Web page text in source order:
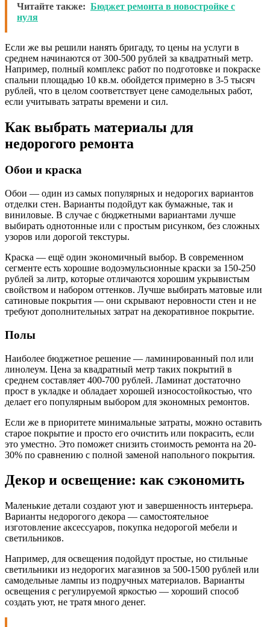
Читайте также: Бюджет ремонта в новостройке с
нуля
Если же вы решили нанять бригаду, то цены на услуги в
среднем начинаются от 300-500 рублей за квадратный метр.
Например, полный комплекс работ по подготовке и покраске
спальни площадью 10 кв.м. обойдется примерно в 3-5 тысяч
рублей, что в целом соответствует цене самодельных работ,
если учитывать затраты времени и сил.
Как выбрать материалы для
недорогого ремонта
Обои и краска
Обои — один из самых популярных и недорогих вариантов
отделки стен. Варианты подойдут как бумажные, так и
виниловые. В случае с бюджетными вариантами лучше
выбирать однотонные или с простым рисунком, без сложных
узоров или дорогой текстуры.
Краска — ещё один экономичный выбор. В современном
сегменте есть хорошие водоэмульсионные краски за 150-250
рублей за литр, которые отличаются хорошим укрывистым
свойством и набором оттенков. Лучше выбирать матовые или
сатиновые покрытия — они скрывают неровности стен и не
требуют дополнительных затрат на декоративное покрытие.
Полы
Наиболее бюджетное решение — ламинированный пол или
линолеум. Цена за квадратный метр таких покрытий в
среднем составляет 400-700 рублей. Ламинат достаточно
прост в укладке и обладает хорошей износостойкостью, что
делает его популярным выбором для экономных ремонтов.
Если же в приоритете минимальные затраты, можно оставить
старое покрытие и просто его очистить или покрасить, если
это уместно. Это поможет снизить стоимость ремонта на 20-
30% по сравнению с полной заменой напольного покрытия.
Декор и освещение: как сэкономить
Маленькие детали создают уют и завершенность интерьера.
Варианты недорогого декора — самостоятельное
изготовление аксессуаров, покупка недорогой мебели и
светильников.
Например, для освещения подойдут простые, но стильные
светильники из недорогих магазинов за 500-1500 рублей или
самодельные лампы из подручных материалов. Варианты
освещения с регулируемой яркостью — хороший способ
создать уют, не тратя много денег.